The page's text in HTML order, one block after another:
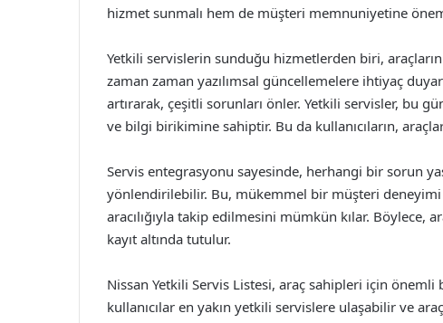
hizmet sunmalı hem de müşteri memnuniyetine
Yetkili servislerin sunduğu hizmetlerden biri,
zaman zaman yazılımsal güncellemelere ihtiyaç
artırarak, çeşitli sorunları önler. Yetkili servisler, bu
ve bilgi birikimine sahiptir. Bu da kullanıcıların,
Servis entegrasyonu sayesinde, herhangi bir sorun
yönlendirilebilir. Bu, mükemmel bir müşteri
aracılığıyla takip edilmesini mümkün kılar. Böylece,
kayıt altında tutulur.
Nissan Yetkili Servis Listesi, araç sahipleri için önemli
kullanıcılar en yakın yetkili servislere ulaşabilir ve